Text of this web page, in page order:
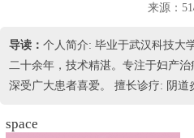
来源：
导读： 个人简介: 毕业于武汉科技大
二十余年，技术精湛。专注于妇产治
深受广大患者喜爱。 擅长诊疗: 阴道
space